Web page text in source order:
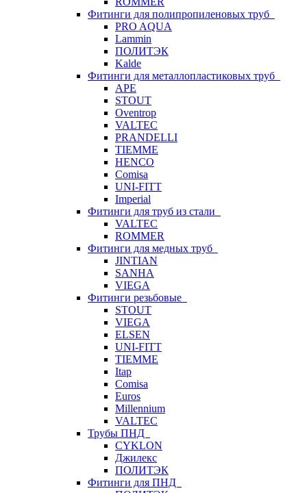
Фитинги для полипропиленовых труб
PRO AQUA
Lammin
ПОЛИТЭК
Kalde
Фитинги для металлопластиковых труб
APE
STOUT
Oventrop
VALTEC
PRANDELLI
TIEMME
HENCO
Comisa
UNI-FITT
Imperial
Фитинги для труб из стали
VALTEC
ROMMER
Фитинги для медных труб
JINTIAN
SANHA
VIEGA
Фитинги резьбовые
STOUT
VIEGA
ELSEN
UNI-FITT
TIEMME
Itap
Comisa
Euros
Millennium
VALTEC
Трубы ПНД
CYKLON
Джилекс
ПОЛИТЭК
Фитинги для ПНД